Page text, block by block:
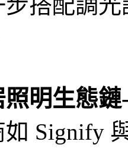
明生態
Signify